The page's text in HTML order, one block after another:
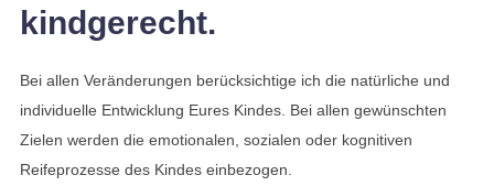
kindgerecht.
Bei allen Veränderungen berücksichtige ich die natürliche und
individuelle Entwicklung Eures Kindes. Bei allen gewünschten
Zielen werden die emotionalen, sozialen oder kognitiven
Reifeprozesse des Kindes einbezogen.